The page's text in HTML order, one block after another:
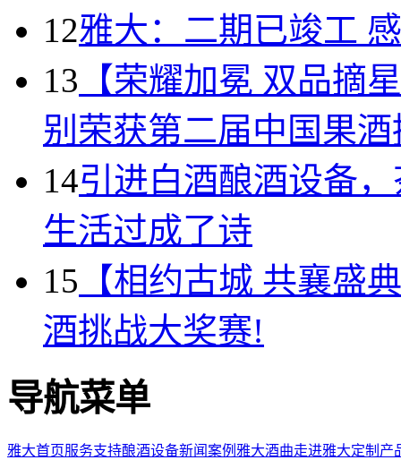
12雅大：二期已竣工
13 【荣耀加冕 双品摘
别荣获第二届中国果
14引进白酒酿酒设备
生活过成了诗
15 【相约古城 共襄盛
酒挑战大奖赛!
导航菜单
雅大首页服务支持酿酒设备新闻案例 雅大酒曲走进雅大定制产